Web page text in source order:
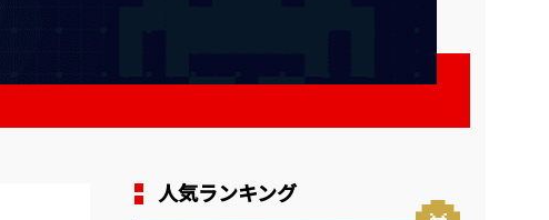
人気ランキング